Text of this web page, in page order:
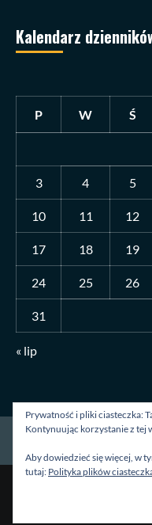
Kalendarz
P W Ś
3 4 5
10 11 12
17 18 19
24 25 26
31
« lip
Strona główna
Prywatność i pliki ciasteczka:
Kontynuując korzystanie z tej
Aby dowiedzieć się więcej, w
tutaj: Polityka plików